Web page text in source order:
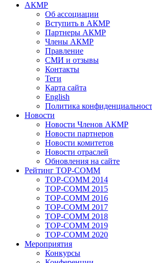
АКМР
Об ассоциации
Вступить в АКМР
Партнеры АКМР
Члены АКМР
Правление
СМИ и отзывы
Контакты
Теги
Карта сайта
English
Политика
Новости
Новости Членов АКМР
Новости партнеров
Новости комитетов
Новости отраслей
Обновления на сайте
Рейтинг TOP-COMM
TOP-COMM 2014
TOP-COMM 2015
TOP-COMM 2016
TOP-COMM 2017
TOP-COMM 2018
TOP-COMM 2019
TOP-COMM 2020
Мероприятия
Конкурсы